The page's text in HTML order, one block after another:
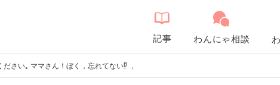
記事 わんにゃ相談
さい｡ ママさん！ぼく，忘れてない⁉️ ，